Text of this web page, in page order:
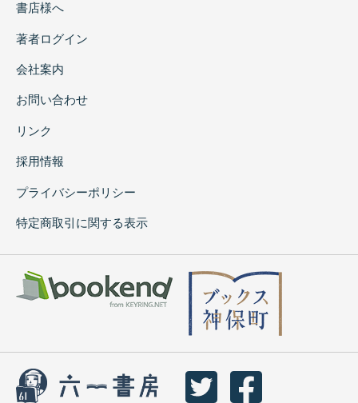
書店様へ
著者ログイン
会社案内
お問い合わせ
リンク
採用情報
プライバシーポリシー
特定商取引に関する表示